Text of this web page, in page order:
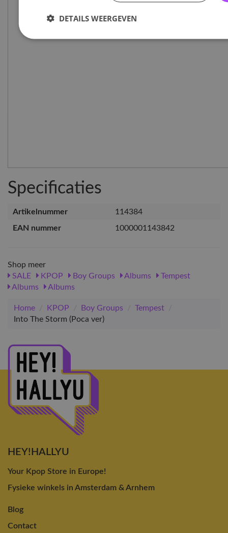
Specificaties
Artikelnummer
114384
EAN nummer
1000001143842
Shop meer
SALE
KPOP Boy Groups Albums
Tempest
Albums
Albums
Home / KPOP / Boy Groups / Tempest
/
Into The Storm (Poca ver)
HEY!HALLYU
Your Kpop Store in Europe!
Fysieke winkels in Amsterdam & Arnhem
Blog
Contact
DETAILS WEERGEVEN